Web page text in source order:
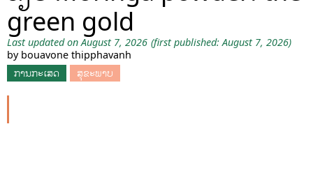
green gold
Last updated on August 7, 2026 (first published: August 7, 2026)
by bouavone thipphavanh
ການກະເສດ
ສຸຂະພາບ